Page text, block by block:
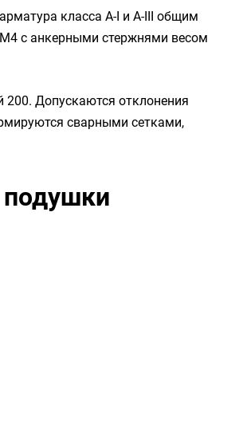
класса А-I и А-III общим
с анкерными стержнями весом
Допускаются отклонения
сварными сетками,